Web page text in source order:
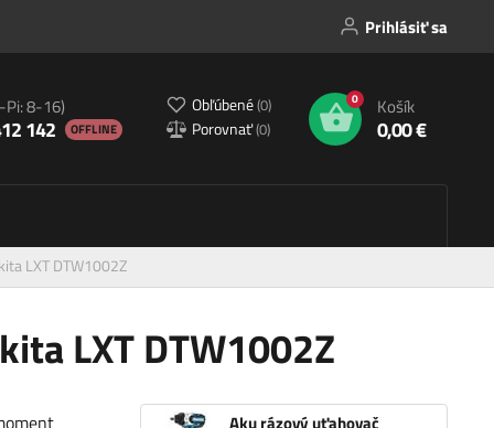
Prihlásiť sa
Pi: 8-16)
142 OFFLINE
Obľúbené(0)
Porovnať(0)
0 Košík
0,00 €
LXT DTW1002Z
LXT DTW1002Z
Aku rázový uťahovač